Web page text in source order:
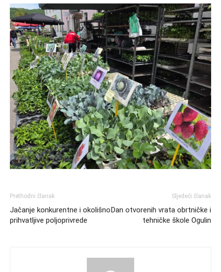
Prethodni članak
Jačanje konkurentne i okolišno
prihvatljive poljoprivrede
Sljedeći članak
Dan otvorenih vrata obrtničke i
tehničke škole Ogulin